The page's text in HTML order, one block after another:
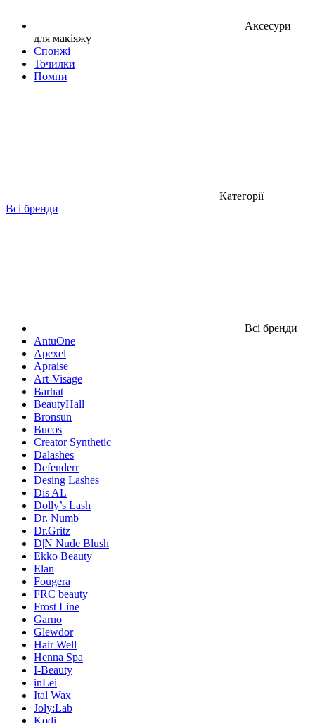
Аксесури
для макіяжу
Спонжі
Точилки
Помпи
Категорії
Всі бренди
Всі бренди
AntuOne
Apexel
Apraise
Art-Visage
Barhat
BeautyHall
Bronsun
Bucos
Creator Synthetic
Dalashes
Defenderr
Desing Lashes
Dis AL
Dolly’s Lash
Dr. Numb
Dr.Gritz
D|N Nude Blush
Ekko Beauty
Elan
Fougera
FRC beauty
Frost Line
Garno
Glewdor
Hair Well
Henna Spa
I-Beauty
inLei
Ital Wax
Joly:Lab
Kodi